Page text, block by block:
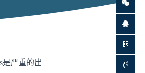
是严重的出